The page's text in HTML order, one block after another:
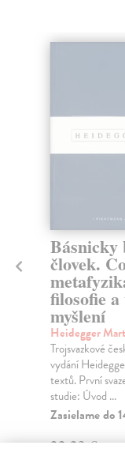
Básnicky
človek.
filosofie
myšlení
Heidegger
Trojsvazkové
vydání
textů. První
studie: Úvod ...
Zasielame do
22,23 €